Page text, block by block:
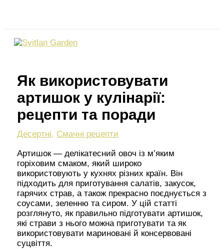
Як використовувати
артишок у кулінарії:
рецепти та поради
Десертні, Смачні рецепти
Артишок — делікатесний овоч із м’яким
горіховим смаком, який широко
використовують у кухнях різних країн. Він
підходить для приготування салатів, закусок,
гарячих страв, а також прекрасно поєднується з
соусами, зеленню та сиром. У цій статті
розглянуто, як правильно підготувати артишок,
які страви з нього можна приготувати та як
використовувати мариновані й консервовані
суцвіття.